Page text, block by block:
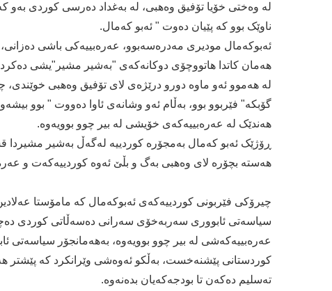
لە وەختی خۆیا تۆفیق وەهبی، لە بەغداد دەرسی کوردی بەو
ناوێک بوو کە پێیان دەوت " ئەبو کەمال.
ئەبوکەمال مودیری مەدرەسەبوو، عەرەبییەکی باشی
هەمان کاتدا هاتووچۆی دوکانەکەی "بەشیر مشیر"یشی
لە هەموو ئەو ماوە دورو درێژەی لای تۆفیق وەهبی خوێندی،
گۆبكە" فێربوو بوو، بەڵام ئەو وشانەی ئاوا دەووت " بوو
هەندێک لە عەرەبییەکەی خۆیشی لە بیر چوو بوویەوە.
ڕۆژێک ئەبو کەمال بەمجۆرە کوردییە لەگەڵ بەشیر مشیردا
هەستە بچۆرە لای وەهبی بەگ و بڵێ ئەوە کوردییەکەت و
چیرۆکی فێربونی کوردییەکەی ئەبوکەمال کە مامۆستا
سیاسەتی ئابووری سەربەخۆی سەرانی دەسەڵاتی کوردی
عەرەبییەکەشی لە بیر چوو بوویەوە، بەهەمانجۆر سیاسەتی
کوردستانی پێشنەخست، بەڵکو ئەوەشی وێرانکرد کە پێشتر
تەسلیم دەکەن تا بودجەکەیان بدەنەوە.